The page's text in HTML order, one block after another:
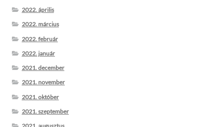
2022. április
2022. március
2022. február
2022. január
2021. december
2021. november
2021. október
2021. szeptember